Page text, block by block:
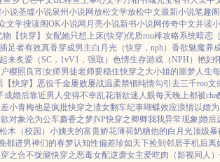
说圣墟小说泉州小说网放松文学放松中文最新小说笔趣
文学搜读阁OK小说网 月亮小说新书小说网传奇中文并读
【快穿】 女配她只想上床(快穿)优质rou棒攻略系统暗恋
足者有效真香穿成男主白月光（快穿，nph） 香欲魅魔养
来炙爱（SC，1vV1，强取） 色情生存游戏（NPH） 艳妇
樱照良宵|女师男徒老师要稳住快穿之大小姐的噩梦人生
快穿】 恶役千金屡败屡战温柔禁锢纯情勾引 去三千rou文
成婚后靠近男人变得不幸乱花渐欲迷人眼每天晚上都被cha
小青梅他是疯批快穿之渣女翻车纪事蝴蝶效应浪情以婚
对象沦为公车麝香之梦|NP快穿之卿卿我我异常现象|婚后
木（校园） 小姨夫的富贵娇花薄荷奶糖他的白月光顶级暴
都进男神们的春梦认知性偏差珍如天下捡到邻居手机后离
之合不拢腿快穿之恶毒女配逆袭女主爱吃肉 （影视同人